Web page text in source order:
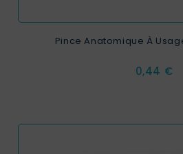
Pince Anatomique À
Prix
0,44 €